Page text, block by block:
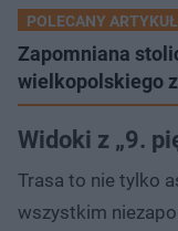
POLECANY
Zapomniana
wielkopolskiego
Widoki z „9.
Trasa to nie tylko
wszystkim